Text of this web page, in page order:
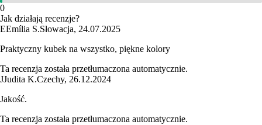
0
Jak działają recenzje?
EEmília S.Słowacja, 24.07.2025
Praktyczny kubek na wszystko, piękne kolory
Ta recenzja została przetłumaczona automatycznie.
JJudita K.Czechy, 26.12.2024
Jakość.
Ta recenzja została przetłumaczona automatycznie.